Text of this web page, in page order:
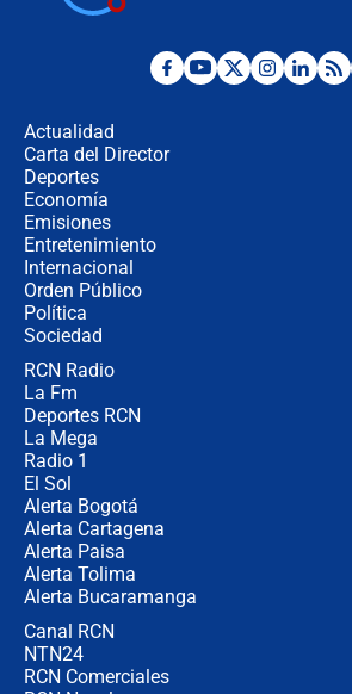
Desde
Actualidad
Carta del Director
Deportes
Economía
Emisiones
Entretenimiento
Internacional
Orden Público
Política
Sociedad
RCN Radio
La Fm
Deportes RCN
La Mega
Radio 1
El Sol
Alerta Bogotá
Alerta Cartagena
Alerta Paisa
Alerta Tolima
Alerta Bucaramanga
Canal RCN
NTN24
RCN Comerciales